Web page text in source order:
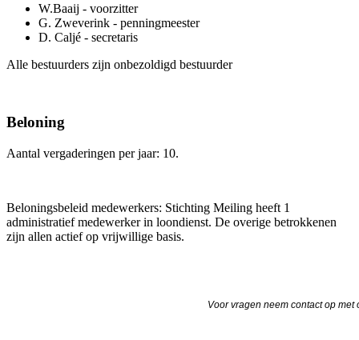
W.Baaij - voorzitter
G. Zweverink - penningmeester
D. Caljé - secretaris
Alle bestuurders zijn onbezoldigd bestuurder
Beloning
Aantal vergaderingen per jaar: 10.
Beloningsbeleid medewerkers: Stichting Meiling heeft 1
administratief medewerker in loondienst. De overige betrokkenen
zijn allen actief op vrijwillige basis.
Voor vragen neem contact op